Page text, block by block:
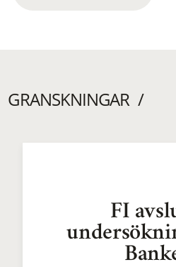
GRANSKNINGAR
FI